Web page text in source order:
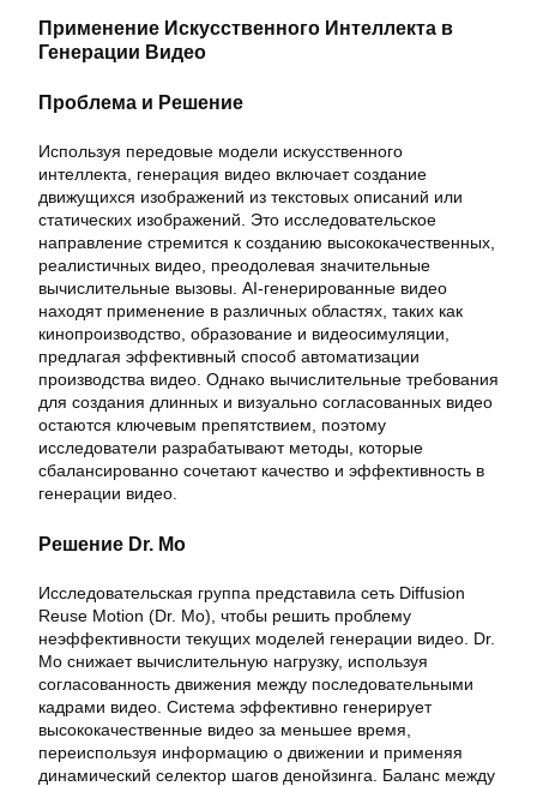
Применение Искусственного Интеллекта в
Генерации Видео
Проблема и Решение
Используя передовые модели искусственного
интеллекта, генерация видео включает создание
движущихся изображений из текстовых описаний или
статических изображений. Это исследовательское
направление стремится к созданию высококачественных,
реалистичных видео, преодолевая значительные
вычислительные вызовы. AI-генерированные видео
находят применение в различных областях, таких как
кинопроизводство, образование и видеосимуляции,
предлагая эффективный способ автоматизации
производства видео. Однако вычислительные требования
для создания длинных и визуально согласованных видео
остаются ключевым препятствием, поэтому
исследователи разрабатывают методы, которые
сбалансированно сочетают качество и эффективность в
генерации видео.
Решение Dr. Mo
Исследовательская группа представила сеть Diffusion
Reuse Motion (Dr. Mo), чтобы решить проблему
неэффективности текущих моделей генерации видео. Dr.
Mo снижает вычислительную нагрузку, используя
согласованность движения между последовательными
кадрами видео. Система эффективно генерирует
высококачественные видео за меньшее время,
переиспользуя информацию о движении и применяя
динамический селектор шагов денойзинга. Баланс между